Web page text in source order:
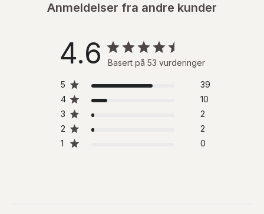
Anmeldelser fra andre kunder
4.6 Basert på 53 vurderinger
5
39
4
10
3
2
2
2
1
0